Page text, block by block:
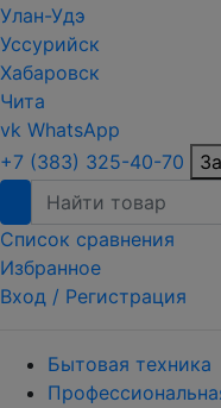
Улан-Удэ
Уссурийск
Хабаровск
Чита
vk WhatsApp
+7 (383) 325-40-70
Список сравнения
Избранное
Вход / Регистрация
Бытовая техника